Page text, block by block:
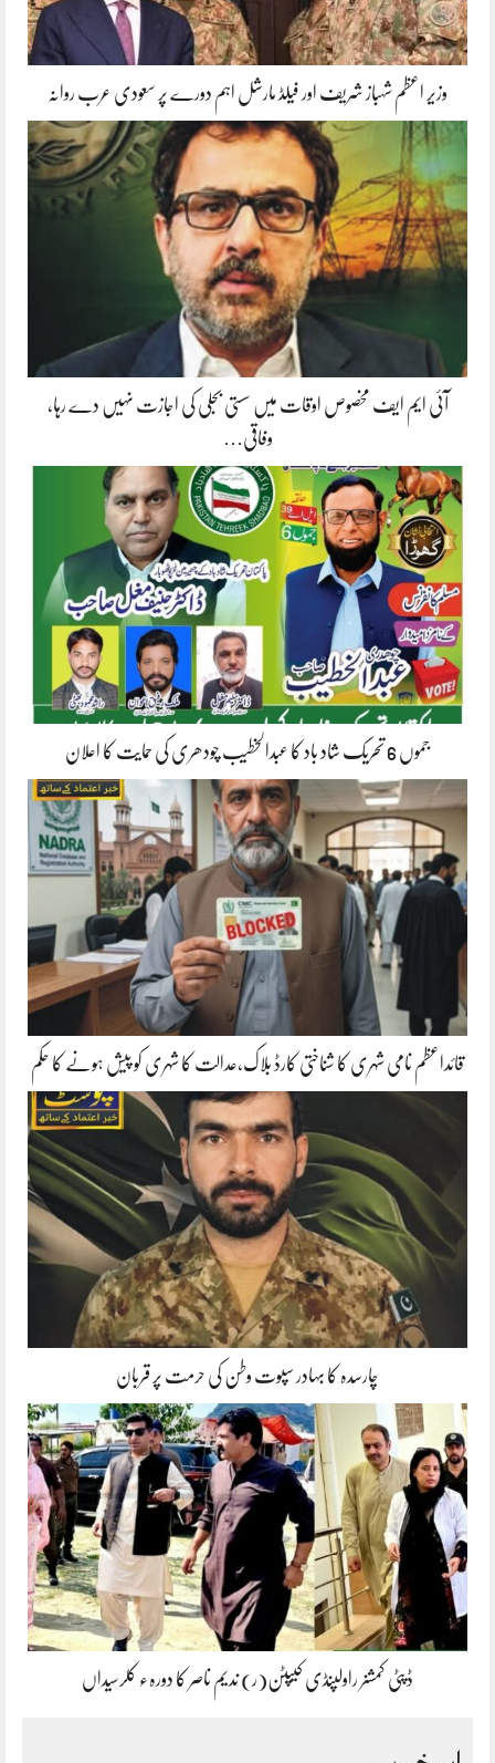
وزیر اعظم شہباز شریف اور فیلڈ مارشل اہم دورے پر سعودی عرب روانہ
آئی ایم ایف مخصوص اوقات میں سستی بجلی کی اجازت نہیں دے رہا،
وفاقی…
جموں 6 تحریک شاد باد کا عبدالخطیب چودھری کی حمایت کا اعلان
قائداعظم نامی شہری کا شناختی کارڈ بلاک،عدالت کا شہری کو پیش ہونے کا حکم
چارسدہ کا بہادر سپوت وطن کی حرمت پر قربان
ڈپٹی کمشنر راولپنڈی کیپٹن(ر) ندیم ناصر کا دورہء کلرسیداں